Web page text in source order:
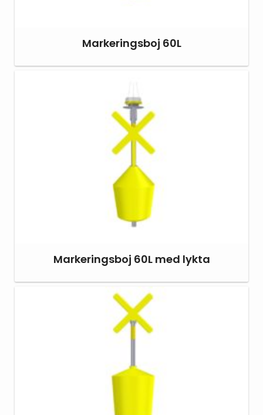
Markeringsboj 60L
Markeringsboj 60L med lykta